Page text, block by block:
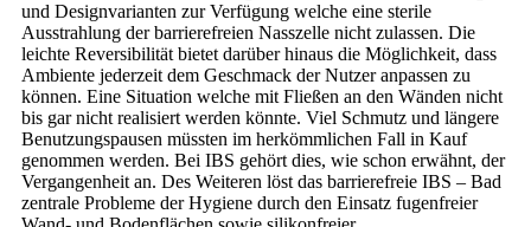
und Designvarianten zur Verfügung welche eine sterile
Ausstrahlung der barrierefreien Nasszelle nicht zulassen. Die
leichte Reversibilität bietet darüber hinaus die Möglichkeit, dass
Ambiente jederzeit dem Geschmack der Nutzer anpassen zu
können. Eine Situation welche mit Fließen an den Wänden nicht
bis gar nicht realisiert werden könnte. Viel Schmutz und längere
Benutzungspausen müssten im herkömmlichen Fall in Kauf
genommen werden. Bei IBS gehört dies, wie schon erwähnt, der
Vergangenheit an. Des Weiteren löst das barrierefreie IBS – Bad
zentrale Probleme der Hygiene durch den Einsatz fugenfreier